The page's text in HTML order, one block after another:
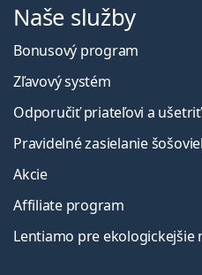
Naše služby
Bonusový program
Zľavový systém
Odporučiť priateľovi a ušetriť
Pravidelné zasielanie
Akcie
Affiliate program
Lentiamo pre ekologickejšie